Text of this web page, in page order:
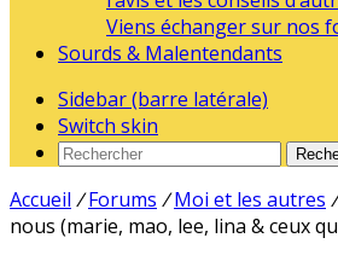
Viens échanger sur nos
Sourds & Malentendants
Sidebar (barre latérale)
Switch skin
Accueil / Forums / Moi et les autres /
nous (marie, mao, lee, lina & ceux